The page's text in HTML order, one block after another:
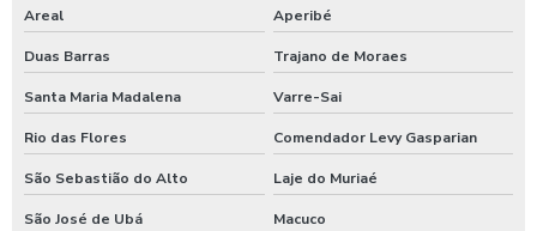
Lavadora automática de carros preço
Lavadora de caminhão
Lavadora de ônibus
Lavadora profissional de caminhão 3 produtos
Lavadora self service de carros
Areal Aperibé
Duas Barras Trajano de Moraes
Santa Maria Madalena Varre-Sai
Rio das Flores Comendador Levy Gasparian
São Sebastião do Alto Laje do Muriaé
São José de Ubá
Macuco